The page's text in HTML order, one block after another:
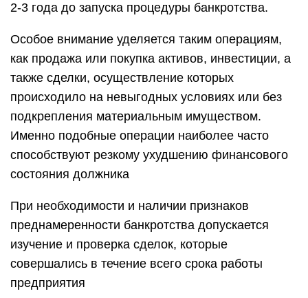
2-3 года до запуска процедуры банкротства.
Особое внимание уделяется таким операциям,
как продажа или покупка активов, инвестиции, а
также сделки, осуществление которых
происходило на невыгодных условиях или без
подкрепления материальным имуществом.
Именно подобные операции наиболее часто
способствуют резкому ухудшению финансового
состояния должника
При необходимости и наличии признаков
преднамеренности банкротства допускается
изучение и проверка сделок, которые
совершались в течение всего срока работы
предприятия